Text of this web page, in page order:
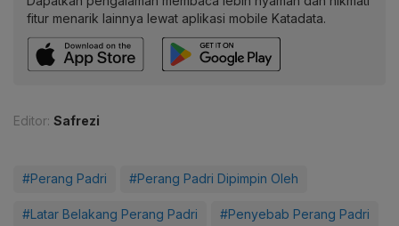
fitur menarik lainnya lewat aplikasi mobile Katadata.
Editor: Safrezi
#Perang Padri #Perang Padri Dipimpin Oleh
#Latar Belakang Perang Padri #Penyebab Perang Padri